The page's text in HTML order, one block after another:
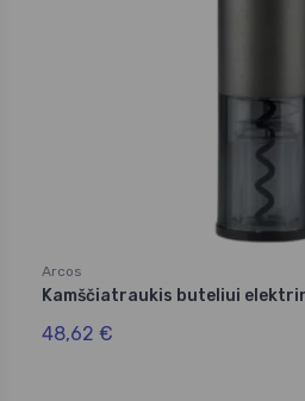
Arcos
Kamščiatraukis buteliui
48,62 €